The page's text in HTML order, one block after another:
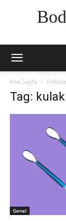
Ana Sayfa
Tag: kulak
Genel